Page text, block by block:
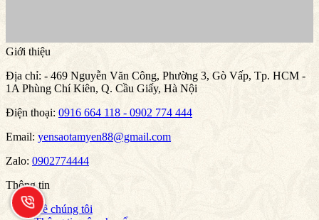
Giới thiệu
Địa chỉ: - 469 Nguyễn Văn Công, Phường 3, Gò Vấp, Tp. HCM -
1A Phùng Chí Kiên, Q. Cầu Giấy, Hà Nội
Điện thoại: 0916 664 118 - 0902 774 444
Email: yensaotamyen88@gmail.com
Zalo: 0902774444
Thông tin
Về chúng tôi